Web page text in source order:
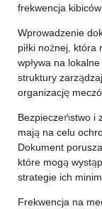
frekwencja
Wprowadzenie
piłki nożnej,
wpływa na
struktury
organizację
Bezpieczeństwo i
mają na celu
Dokument
które mogą
strategie ich
Frekwencja na